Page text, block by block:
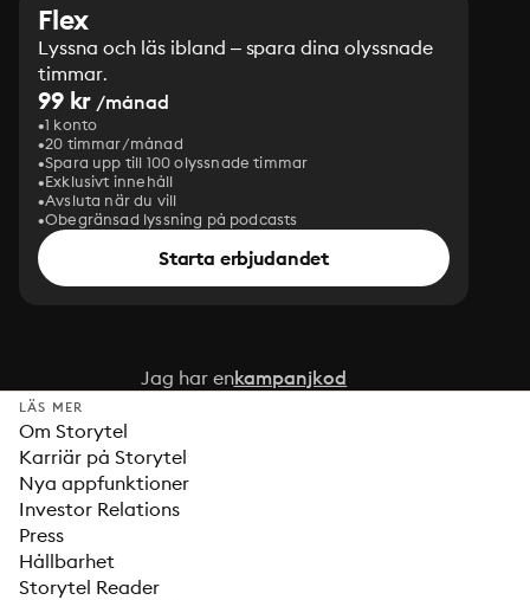
Flex
Lyssna och läs ibland – spara dina olyssnade
timmar.
99 kr /månad
1 konto
20 timmar/månad
Spara upp till 100 olyssnade timmar
Exklusivt innehåll
Avsluta när du vill
Obegränsad lyssning på podcasts
Starta erbjudandet
Jag har enkampanjkod
LÄS MER
Om Storytel
Karriär på Storytel
Nya appfunktioner
Investor Relations
Press
Hållbarhet
Storytel Reader